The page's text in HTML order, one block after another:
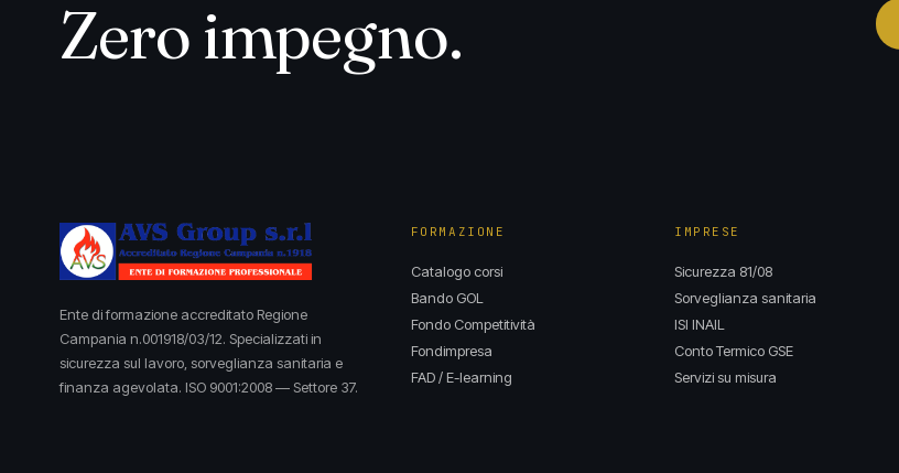
Zero impegno.
Ente di formazione accreditato Regione
Campania n.001918/03/12. Specializzati in
sicurezza sul lavoro, sorveglianza sanitaria e
finanza agevolata. ISO 9001:2008 — Settore 37.
FORMAZIONE
Catalogo corsi
Bando GOL
Fondo Competitività
Fondimpresa
FAD / E-learning
IMPRESE
Sicurezza 81/08
Sorveglianza sanitaria
ISI INAIL
Conto Termico GSE
Servizi su misura